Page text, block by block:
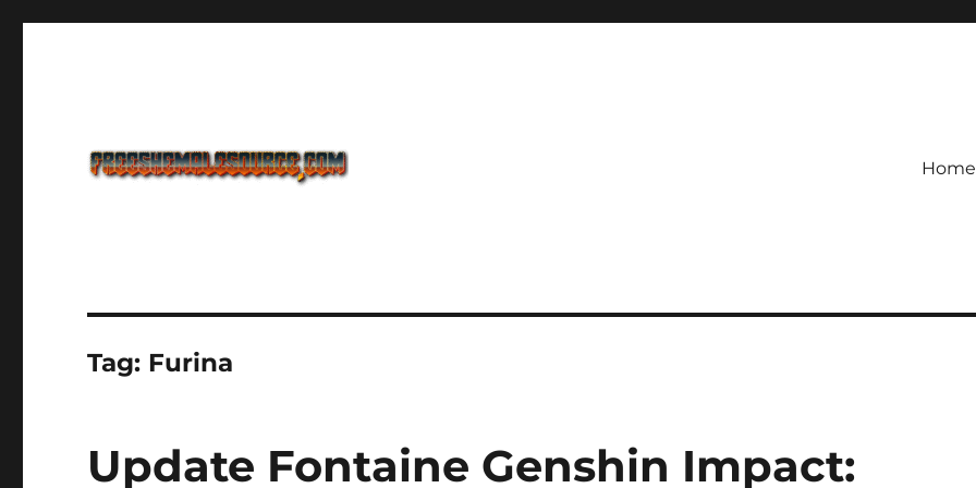
Home
Tag: Furina
Update Fontaine Genshin Impact: